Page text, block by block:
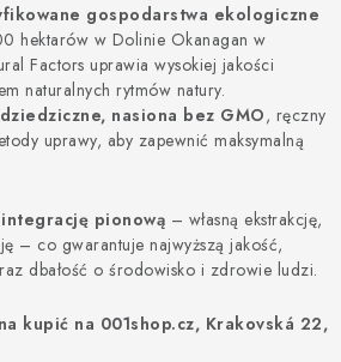
podmínky
údajů
Kontakty
gospodarstwa ekologiczne
hektarów w Dolinie Okanagan w
Factors uprawia wysokiej jakości
naturalnych rytmów natury.
nasiona bez GMO, ręczny
uprawy, aby zapewnić maksymalną
integrację pionową – własną ekstrakcję,
– co gwarantuje najwyższą jakość,
dbałość o środowisko i zdrowie ludzi.
kupić na 001shop.cz, Krakovská 22,